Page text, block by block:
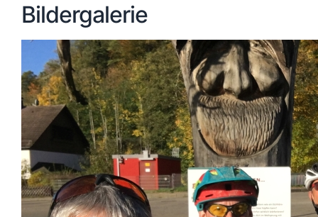
Bildergalerie